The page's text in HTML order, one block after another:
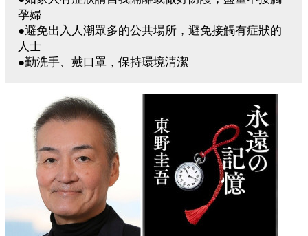
孕婦
●避免出入人潮眾多的公共場所，避免接觸有症狀的
人士
●勤洗手、戴口罩，保持環境清潔